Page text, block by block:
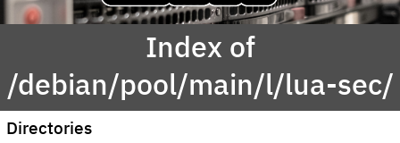
Index of
/debian/pool/main/l/lua-sec/
Directories